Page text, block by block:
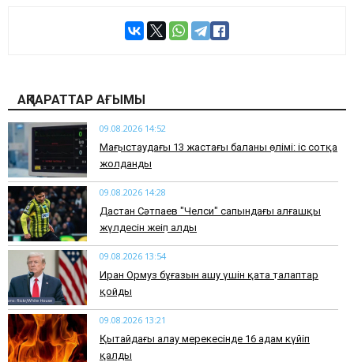
АҚПАРАТТАР АҒЫМЫ
09.08.2026 14:52
Маңғыстаудағы 13 жастағы баланың өлімі: іс сотқа
жолданды
09.08.2026 14:28
Дастан Сәтпаев "Челси" сапындағы алғашқы
жүлдесін жеңіп алды
09.08.2026 13:54
Иран Ормуз бұғазын ашу үшін қатаң талаптар
қойды
09.08.2026 13:21
Қытайдағы алау мерекесінде 16 адам күйіп
қалды